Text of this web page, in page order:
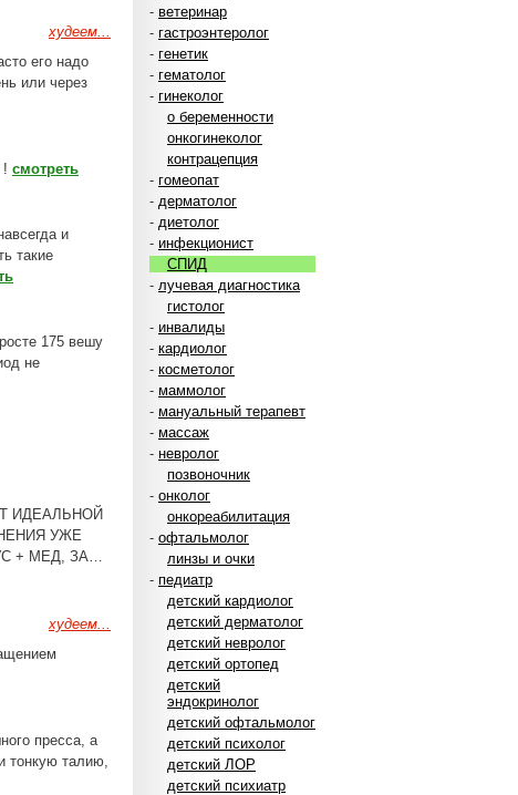
- ветеринар
- гастроэнтеролог
- генетик
- гематолог
- гинеколог
о беременности
онкогинеколог
контрацепция
- гомеопат
- дерматолог
- диетолог
- инфекционист
СПИД
- лучевая диагностика
гистолог
- инвалиды
- кардиолог
- косметолог
- маммолог
- мануальный терапевт
- массаж
- невролог
позвоночник
- онколог
онкореабилитация
- офтальмолог
линзы и очки
- педиатр
детский кардиолог
детский дерматолог
детский невролог
детский ортопед
детский
эндокринолог
детский офтальмолог
детский психолог
детский ЛОР
детский психиатр
худеем...
его надо
или через
смотреть
и
такие
175 вешу
не
ИДЕАЛЬНОЙ
УЖЕ
+ МЕД, ЗА…
худеем...
пресса, а
тонкую талию,